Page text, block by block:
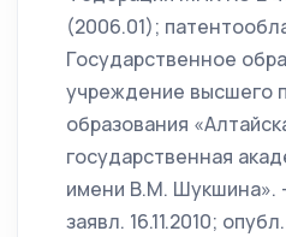
(2006.01);
Государственное
учреждение высшего
образования
государственная
имени В.М. Шукшина».
заявл. 16.11.2010;